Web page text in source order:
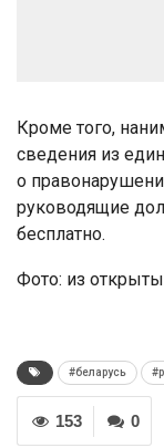
Кроме того,
сведения из
о
руководящие
бесплатно.
Фото: из
#беларусь
0
153